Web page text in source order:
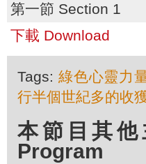
第一節 Section 1
下載 Download
Tags: 綠色心靈力
行半個世紀多的收
本節目其
Program